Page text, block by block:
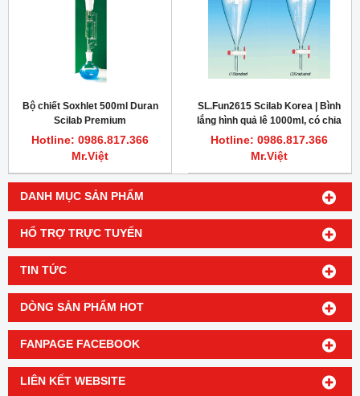
DANH MỤC SẢN PHẨM
HỔ TRỢ TRỰC TUYẾN
TIN TỨC
DÒNG SẢN PHẨM HOT
FANPAGE FACEBOOK
LIÊN KẾT WEBSITE
Bộ chiết Soxhlet 500ml Duran
Scilab Premium
Hotline: 0986.817.366
Mr.Việt
SL.Fun2615 Scilab Korea | Bình
lắng hình quả lê 1000ml, có chia
vạch 50ml
Hotline: 0986.817.366
Mr.Việt